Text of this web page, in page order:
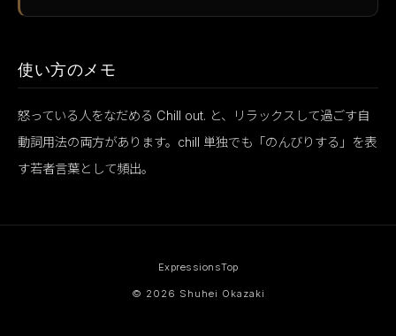
使い方のメモ
怒っている人をなだめる Chill out. と、リラックスして過ごす自
動詞用法の両方があります。chill 単独でも「のんびりする」を表
す若者言葉として頻出。
ExpressionsTop
© 2026 Shuhei Okazaki